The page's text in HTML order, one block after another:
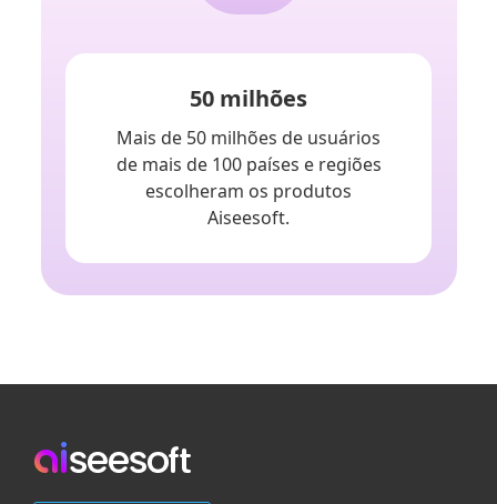
50 milhões
Mais de 50 milhões de usuários
de mais de 100 países e regiões
escolheram os produtos
Aiseesoft.